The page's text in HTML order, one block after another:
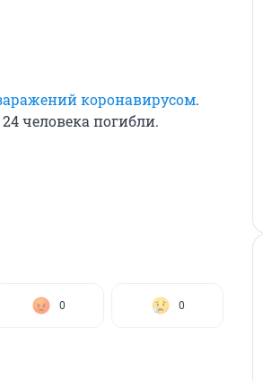
коронавирусом.
человека погибли.
0 0